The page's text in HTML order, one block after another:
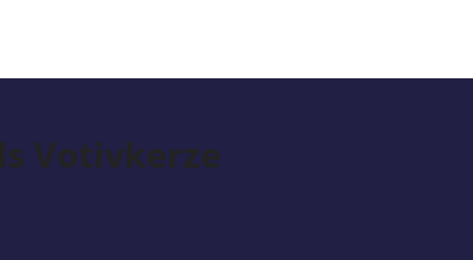
Votivkerze